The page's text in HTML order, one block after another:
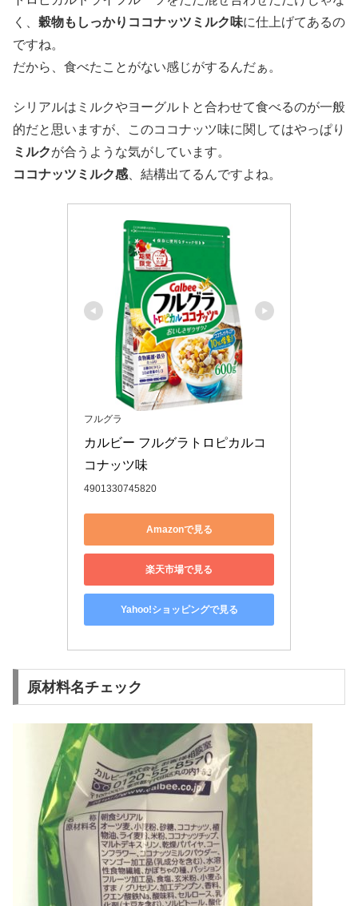
く、 穀物もしっかりココナッツミルク味に仕上げてあるの
ですね。
だから、食べたことがない感じがするんだぁ。
シリアルはミルクやヨーグルトと合わせて食べるのが一般
的だと思いますが、このココナッツ味に関してはやっぱり
ミルクが合うような気がしています。
ココナッツミルク感 、結構出てるんですよね。
フルグラ
カルビー フルグラトロピカルコ
コナッツ味
4901330745820
Amazonで見る
楽天市場で見る
Yahoo!ショッピングで見る
原材料名チェック